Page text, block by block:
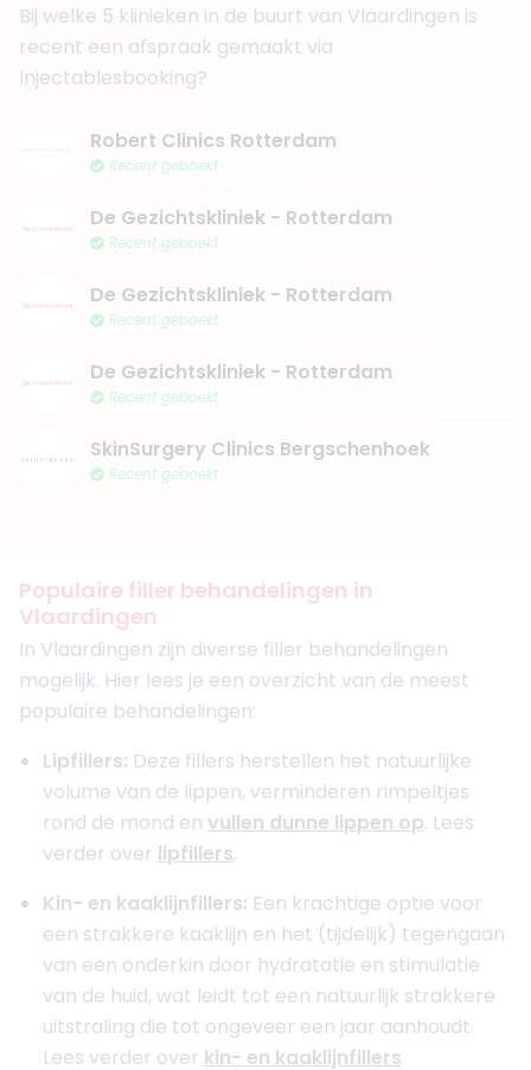
Bij welke 5 klinieken in de buurt van Vlaardingen is
recent een afspraak gemaakt via
Injectablesbooking?
Robert Clinics Rotterdam
Recent geboekt
De Gezichtskliniek - Rotterdam
Recent geboekt
De Gezichtskliniek - Rotterdam
Recent geboekt
De Gezichtskliniek - Rotterdam
Recent geboekt
SkinSurgery Clinics Bergschenhoek
Recent geboekt
Populaire filler behandelingen in
Vlaardingen
In Vlaardingen zijn diverse filler behandelingen
mogelijk. Hier lees je een overzicht van de meest
populaire behandelingen:
Lipfillers: Deze fillers herstellen het natuurlijke
volume van de lippen, verminderen rimpeltjes
rond de mond en vullen dunne lippen op. Lees
verder over lipfillers.
Kin- en kaaklijnfillers: Een krachtige optie voor
een strakkere kaaklijn en het (tijdelijk) tegengaan
van een onderkin door hydratatie en stimulatie
van de huid, wat leidt tot een natuurlijk strakkere
uitstraling die tot ongeveer een jaar aanhoudt.
Lees verder over kin- en kaaklijnfillers.